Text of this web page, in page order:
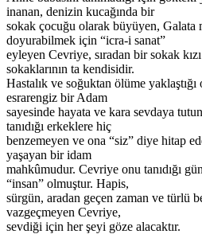
inanan, denizin kucağında bir
sokak çocuğu olarak büyüyen, Galata
doyurabilmek için “icra-i sanat”
eyleyen Cevriye, sıradan bir sokak
sokaklarının ta kendisidir.
Hastalık ve soğuktan ölüme yaklaştığı
esrarengiz bir Adam
sayesinde hayata ve kara sevdaya
tanıdığı erkeklere hiç
benzemeyen ve ona “siz” diye hitap
yaşayan bir idam
mahkûmudur. Cevriye onu tanıdığı
“insan” olmuştur. Hapis,
sürgün, aradan geçen zaman ve türlü
vazgeçmeyen Cevriye,
sevdiği için her şeyi göze alacaktır.